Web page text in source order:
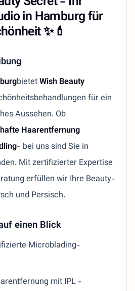
in Hamburg für
✨💄
bietetWish Beauty
für ein
Aussehen. Ob
Haarentfernung
- bei uns sind Sie in
Mit zertifizierter Expertise
erfüllen wir Ihre Beauty-
und Persisch.
einen Blick
Microblading-
mit IPL -